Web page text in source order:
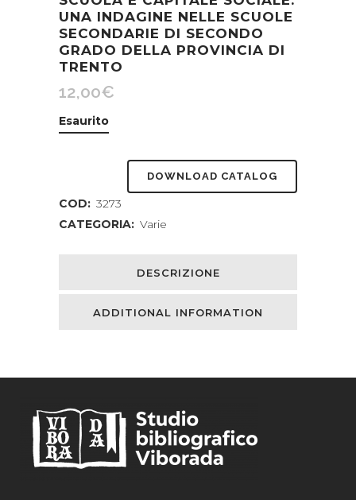
UNA INDAGINE NELLE SCUOLE
SECONDARIE DI SECONDO
GRADO DELLA PROVINCIA DI
TRENTO
12,00€
Esaurito
DOWNLOAD CATALOG
COD: 3273
CATEGORIA: Varie
DESCRIZIONE
ADDITIONAL INFORMATION